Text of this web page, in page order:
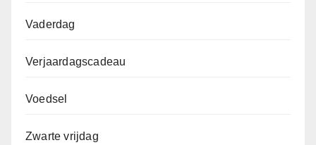
Vaderdag
Verjaardagscadeau
Voedsel
Zwarte vrijdag